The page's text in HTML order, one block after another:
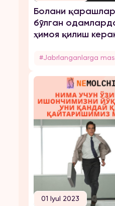
Болани
бўлган
ҳимоя қилиш
#Jabrlanganlarga
01 Iyul 2023